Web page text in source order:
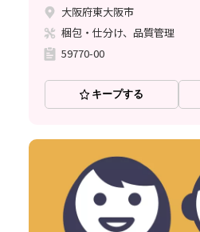
大阪府東大阪市
梱包・仕分け、品質管理
59770-00
キープする